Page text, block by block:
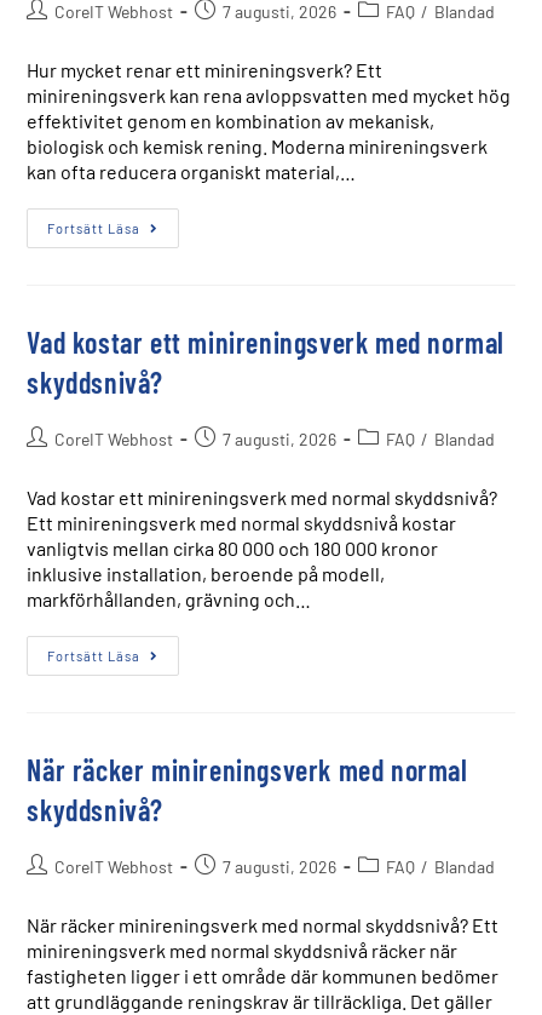
CoreIT Webhost 7 augusti, 2026 FAQ / Blandad
Hur mycket renar ett minireningsverk? Ett
minireningsverk kan rena avloppsvatten med mycket hög
effektivitet genom en kombination av mekanisk,
biologisk och kemisk rening. Moderna minireningsverk
kan ofta reducera organiskt material,…
Fortsätt Läsa
Vad kostar ett minireningsverk med normal
skyddsnivå?
CoreIT Webhost 7 augusti, 2026 FAQ / Blandad
Vad kostar ett minireningsverk med normal skyddsnivå?
Ett minireningsverk med normal skyddsnivå kostar
vanligtvis mellan cirka 80 000 och 180 000 kronor
inklusive installation, beroende på modell,
markförhållanden, grävning och…
Fortsätt Läsa
När räcker minireningsverk med normal
skyddsnivå?
CoreIT Webhost 7 augusti, 2026 FAQ / Blandad
När räcker minireningsverk med normal skyddsnivå? Ett
minireningsverk med normal skyddsnivå räcker när
fastigheten ligger i ett område där kommunen bedömer
att grundläggande reningskrav är tillräckliga. Det gäller